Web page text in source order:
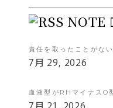
NOTE
責任を取ったことがな
7月 29, 2026
血液型がRHマイナスO
7月 21, 2026